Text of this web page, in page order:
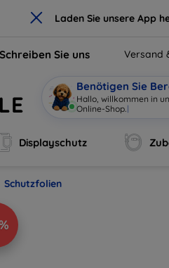
× Laden Sie unsere App
Schreiben Sie uns Versand
Benötigen Sie
Hallo, willkommen in |
Displayschutz
Schutzfolien